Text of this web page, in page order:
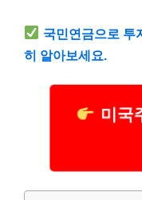
국민연금으로 투
히 알아보세요.
미국